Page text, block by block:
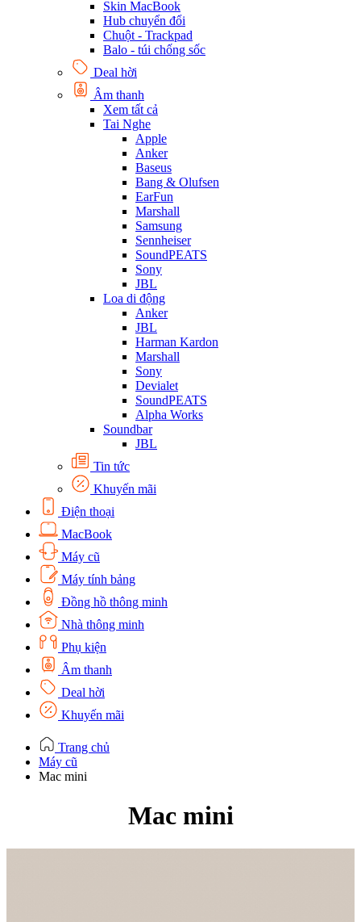
Skin MacBook
Hub chuyển đổi
Chuột - Trackpad
Balo - túi chống sốc
Deal hời
Âm thanh
Xem tất cả
Tai Nghe
Apple
Anker
Baseus
Bang & Olufsen
EarFun
Marshall
Samsung
Sennheiser
SoundPEATS
Sony
JBL
Loa di động
Anker
JBL
Harman Kardon
Marshall
Sony
Devialet
SoundPEATS
Alpha Works
Soundbar
JBL
Tin tức
Khuyến mãi
Điện thoại
MacBook
Máy cũ
Máy tính bảng
Đồng hồ thông minh
Nhà thông minh
Phụ kiện
Âm thanh
Deal hời
Khuyến mãi
Trang chủ
Máy cũ
Mac mini
Mac mini